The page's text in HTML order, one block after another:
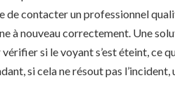
de contacter un professionnel
à nouveau correctement. Une
si le voyant s’est éteint, ce
si cela ne résout pas